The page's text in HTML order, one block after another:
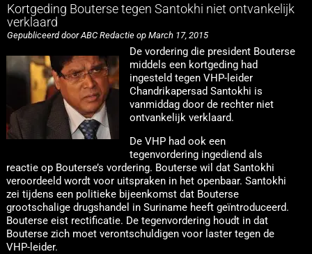
Kortgeding Bouterse tegen Santokhi niet ontvankelijk
verklaard
Gepubliceerd door ABC Redactie op March 17, 2015
De vordering die president Bouterse
middels een kortgeding had
ingesteld tegen VHP-leider
Chandrikapersad Santokhi is
vanmiddag door de rechter niet
ontvankelijk verklaard.
De VHP had ook een
tegenvordering ingediend als
reactie op Bouterse’s vordering. Bouterse wil dat Santokhi
veroordeeld wordt voor uitspraken in het openbaar. Santokhi
zei tijdens een politieke bijeenkomst dat Bouterse
grootschalige drugshandel in Suriname heeft geïntroduceerd.
Bouterse eist rectificatie. De tegenvordering houdt in dat
Bouterse zich moet verontschuldigen voor laster tegen de
VHP-leider.